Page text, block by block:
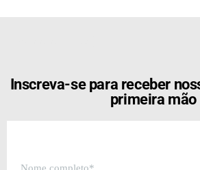
Inscreva-se para receber
primeira mão